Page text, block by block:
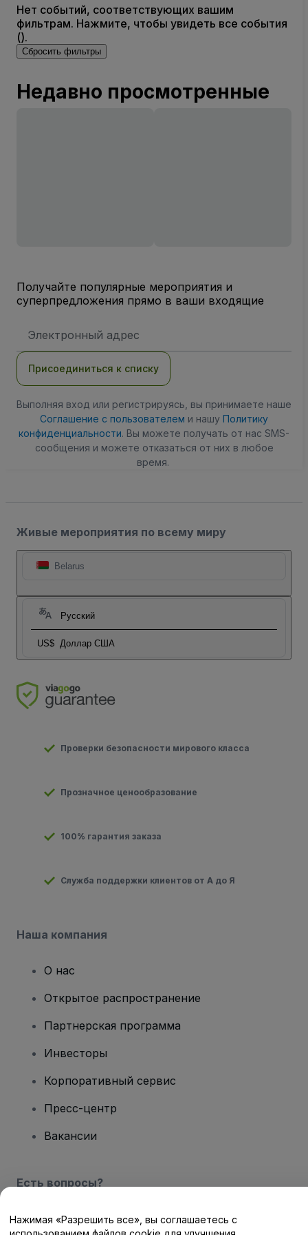
Нет событий, соответствующих вашим
фильтрам. Нажмите, чтобы увидеть все события
().
Сбросить фильтры
Недавно просмотренные
Получайте популярные мероприятия и
суперпредложения прямо в ваши входящие
электронной
Присоединиться к списку
Выполняя вход или регистрируясь, вы принимаете наше
Соглашение с пользователем и нашу Политику
конфиденциальности. Вы можете получать от нас SMS-
сообщения и можете отказаться от них в любое
время.
Живые мероприятия по всему миру
Belarus
Русский
US$ Доллар США
Проверки безопасности мирового класса
Прозначное ценообразование
100% гарантия заказа
Служба поддержки клиентов от А до Я
Наша компания
О нас
Открытое распространение
Партнерская программа
Инвесторы
Корпоративный сервис
Пресс-центр
Вакансии
Есть вопросы?
Центр помощи / Свяжитесь с нами
Нажимая «Разрешить все», вы соглашаетесь с